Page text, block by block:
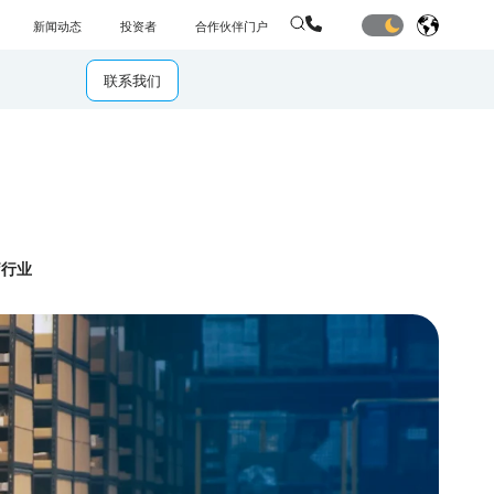
新闻动态 投资者 合作伙伴门户
联系我们
业